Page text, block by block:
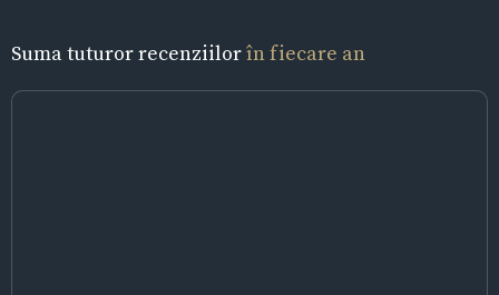
Suma tuturor recenziilorîn fiecare an